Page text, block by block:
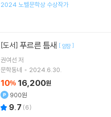
2024 노벨문학상 수상작가
[도서] 푸르른 틈새 [ 양장]
권여선 저
문학동네
2024.6.30.
10% 16,200원
900원
9.7 (6)